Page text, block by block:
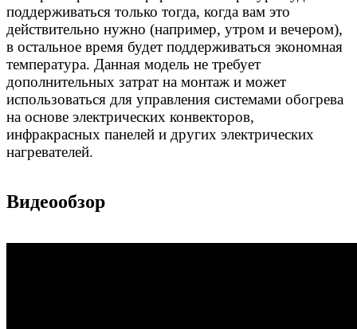
поддерживаться только тогда, когда вам это
действительно нужно (например, утром и вечером),
в остальное время будет поддерживаться экономная
температура. Данная модель не требует
дополнительных затрат на монтаж и может
использоваться для управления системами обогрева
на основе электрических конвекторов,
инфракрасных панелей и других электрических
нагревателей.
Видеообзор